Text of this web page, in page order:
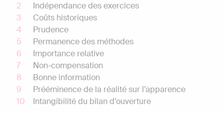
Indépendance des exercices
Coûts historiques
Prudence
Permanence des méthodes
Importance relative
Non-compensation
Bonne information
Prééminence de la réalité sur l’apparence
Intangibilité du bilan d’ouverture